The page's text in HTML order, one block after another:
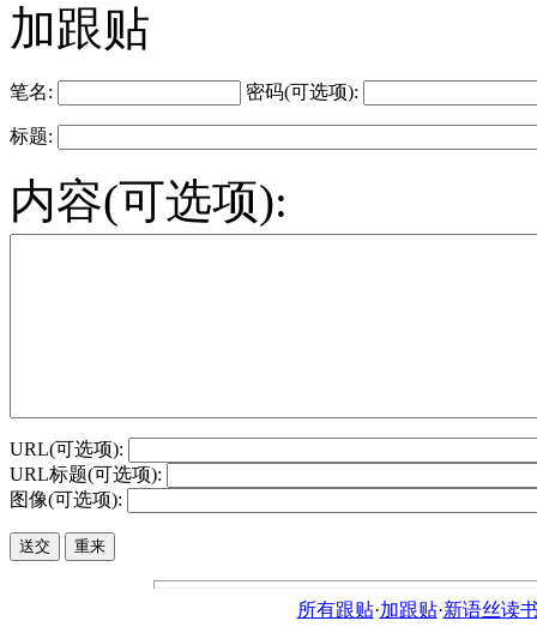
加跟贴
笔名: 密码(可选项):
标题:
内容(可选项):
URL(可选项):
URL标题(可选项):
图像(可选项):
所有跟贴·加跟贴·新语丝读